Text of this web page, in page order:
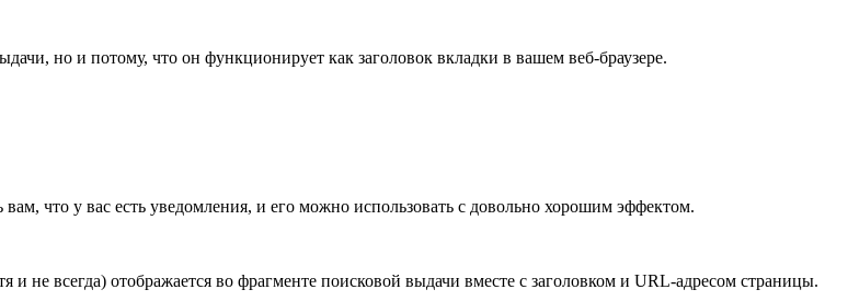
но и потому, что он функционирует как заголовок вкладки в вашем веб-браузере.
что у вас есть уведомления, и его можно использовать с довольно хорошим эффектом.
не всегда) отображается во фрагменте поисковой выдачи вместе с заголовком и URL-адресом страницы.